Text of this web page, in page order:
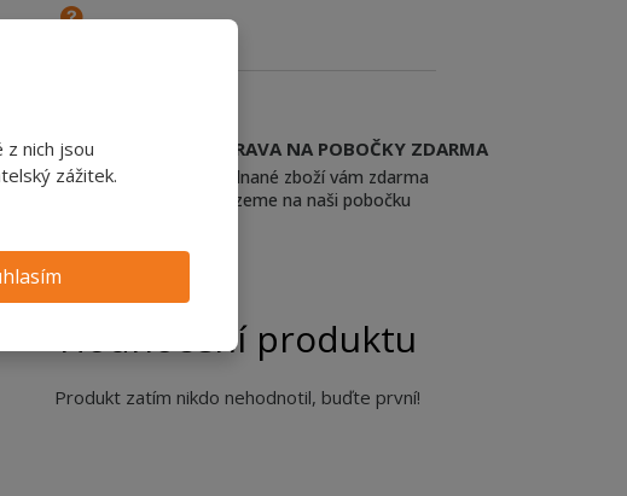
z nich jsou
zážitek.
DOPRAVA NA POBOČKY ZDARMA
objednané zboží vám zdarma
dovezeme na naši pobočku
Hodnocení produktu
Produkt zatím nikdo nehodnotil, buďte první!